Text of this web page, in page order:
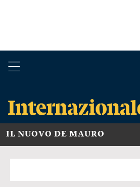
IL NUOVO DE MAURO